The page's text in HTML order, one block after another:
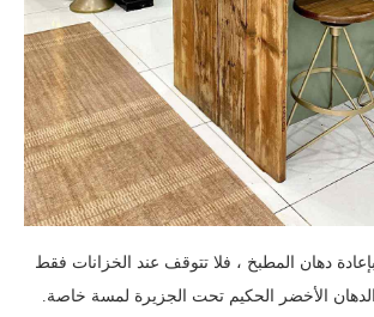
دهان المطبخ ، فلا تتوقف عند الخزانات فقط
الأخضر الحكيم تحت الجزيرة لمسة خاصة.